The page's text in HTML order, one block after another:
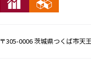
〒305-0006 茨城県つくば市天